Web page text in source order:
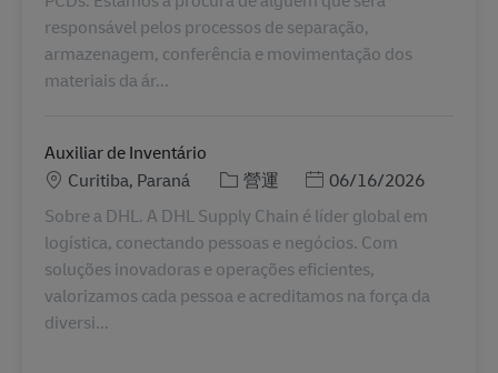
responsável pelos processos de separação,
armazenagem, conferência e movimentação dos
materiais da ár...
Auxiliar de Inventário
地點Curitiba, Paraná 分類營運 Posted Date
06/16/2026
Sobre a DHL. A DHL Supply Chain é líder global em
logística, conectando pessoas e negócios. Com
soluções inovadoras e operações eficientes,
valorizamos cada pessoa e acreditamos na força da
diversi...